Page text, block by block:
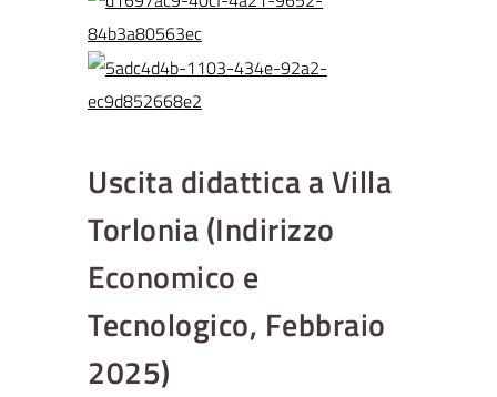
Uscita didattica a Villa
Torlonia (Indirizzo
Economico e
Tecnologico, Febbraio
2025)